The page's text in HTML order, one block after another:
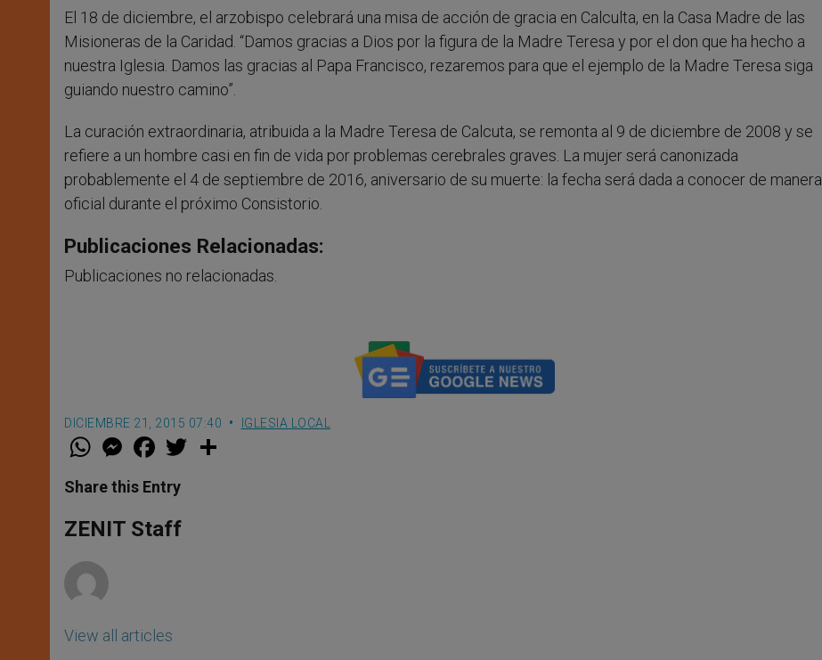
El 18 de diciembre, el arzobispo celebrará una misa de acción de gracia en Calculta, en la Casa Madre de las
Misioneras de la Caridad. “Damos gracias a Dios por la figura de la Madre Teresa y por el don que ha hecho a
nuestra Iglesia. Damos las gracias al Papa Francisco, rezaremos para que el ejemplo de la Madre Teresa siga
guiando nuestro camino”.
La curación extraordinaria, atribuida a la Madre Teresa de Calcuta, se remonta al 9 de diciembre de 2008 y se
refiere a un hombre casi en fin de vida por problemas cerebrales graves. La mujer será canonizada
probablemente el 4 de septiembre de 2016, aniversario de su muerte: la fecha será dada a conocer de manera
oficial durante el próximo Consistorio.
Publicaciones Relacionadas:
Publicaciones no relacionadas.
DICIEMBRE 21, 2015 07:40 IGLESIA LOCAL
W
t
s
p
p
M
e
s
e
g
e
F
a
e
b
o
k
w
Share this Entry
ZENIT Staff
View all articles